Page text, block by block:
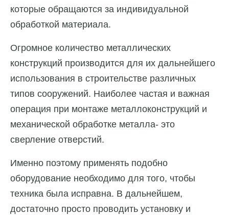
которые обращаются за индивидуальной
обработкой материала.
Огромное количество металлических
конструкций производится для их дальнейшего
использования в строительстве различных
типов сооружений. Наиболее частая и важная
операция при монтаже металлоконструкций и
механической обработке металла- это
сверление отверстий.
Именно поэтому применять подобно
оборудование необходимо для того, чтобы
техника была исправна. В дальнейшем,
достаточно просто проводить установку и